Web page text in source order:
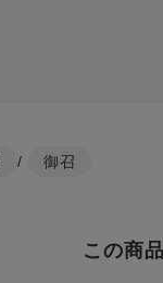
/ 御召
この商